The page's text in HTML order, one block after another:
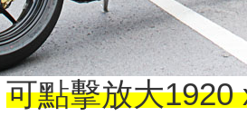
可點擊放大1920